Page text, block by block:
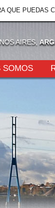
SOMOS
AIRES,
QUE PUEDAS